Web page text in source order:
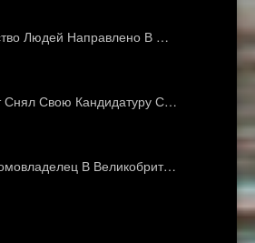
Людей Направлено В …
Снял Свою Кандидатуру С…
В Великобрит…